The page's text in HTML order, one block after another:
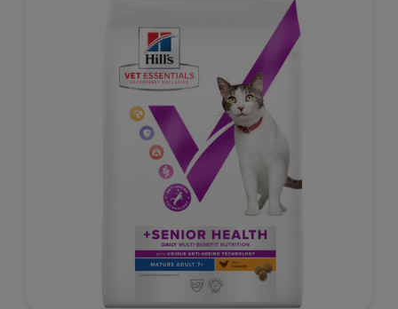
van het ontwikkelende immuunsysteem. De beste
ondersteuning voor nu en de toekomst.De
gezondheidsvoordelen van het natvoer zijn vergelijkbaar
met die van ons droogvoer. Natvoer kan helpen om de
vochtinname van je huisdier te verhogen en het is een
goede manier om je kitten meer variatie te bieden, door
natvoer en droogvoer op verschillende manieren te